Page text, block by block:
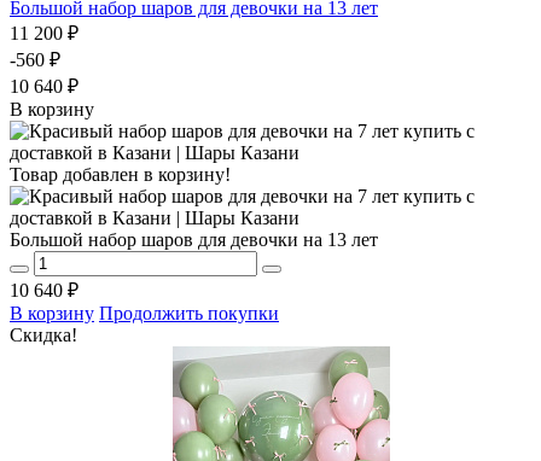
Большой набор шаров для девочки на 13 лет
11 200 ₽
-560 ₽
10 640 ₽
В корзину
Товар добавлен в корзину!
Большой набор шаров для девочки на 13 лет
10 640 ₽
В корзину Продолжить покупки
Скидка!